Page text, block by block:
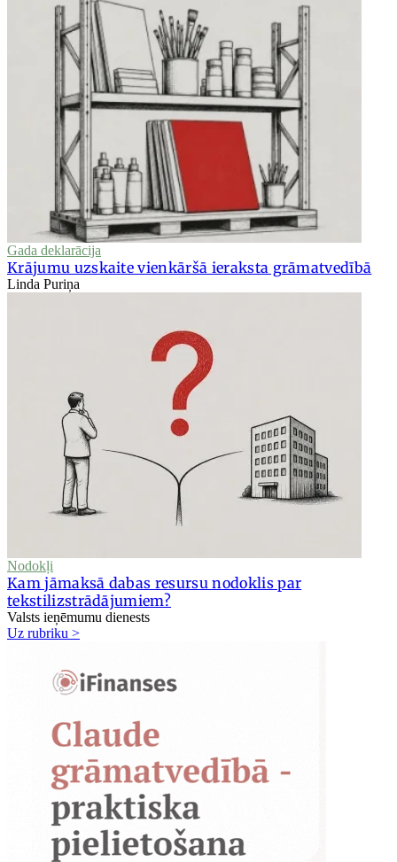
Gada deklarācija
Krājumu uzskaite vienkāršā ieraksta grāmatvedībā
Linda Puriņa
Nodokļi
Kam jāmaksā dabas resursu nodoklis par
tekstilizstrādājumiem?
Valsts ieņēmumu dienests
Uz rubriku >